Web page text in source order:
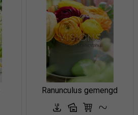
Ranunculus gemengd